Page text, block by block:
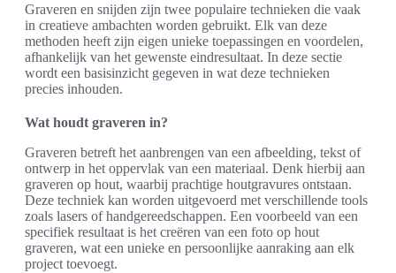
Graveren en snijden zijn twee populaire technieken die vaak
in creatieve ambachten worden gebruikt. Elk van deze
methoden heeft zijn eigen unieke toepassingen en voordelen,
afhankelijk van het gewenste eindresultaat. In deze sectie
wordt een basisinzicht gegeven in wat deze technieken
precies inhouden.
Wat houdt graveren in?
Graveren betreft het aanbrengen van een afbeelding, tekst of
ontwerp in het oppervlak van een materiaal. Denk hierbij aan
graveren op hout, waarbij prachtige houtgravures ontstaan.
Deze techniek kan worden uitgevoerd met verschillende tools
zoals lasers of handgereedschappen. Een voorbeeld van een
specifiek resultaat is het creëren van een foto op hout
graveren, wat een unieke en persoonlijke aanraking aan elk
project toevoegt.